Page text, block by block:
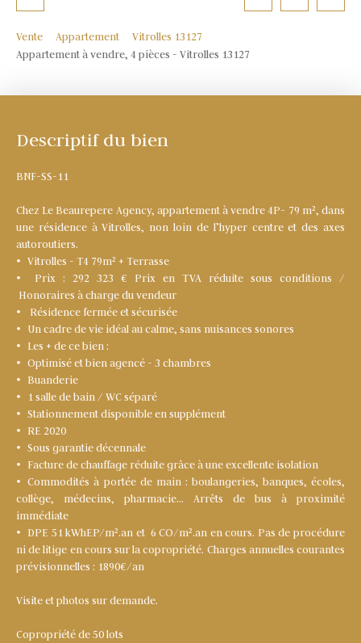
Vente Appartement
Vitrolles 13127
Appartement à vendre, 4 pièces - Vitrolles 13127
Descriptif du bien
BNF-SS-11
Chez Le Beaurepere Agency, appartement à vendre 4P- 79 m², dans
une résidence à Vitrolles, non loin de l’hyper centre et des axes
autoroutiers.
Vitrolles - T4 79m² + Terrasse
Prix : 292 323 € Prix en TVA réduite sous conditions /
Honoraires à charge du vendeur
Résidence fermée et sécurisée
Un cadre de vie idéal au calme, sans nuisances sonores
Les + de ce bien :
Optimisé et bien agencé - 3 chambres
Buanderie
1 salle de bain / WC séparé
Stationnement disponible en supplément
RE 2020
Sous garantie décennale
Facture de chauffage réduite grâce à une excellente isolation
Commodités à portée de main : boulangeries, banques, écoles,
collège, médecins, pharmacie… Arrêts de bus à proximité
immédiate
DPE 51 kWhEP/m².an et 6 CO/m².an en cours. Pas de procédure
ni de litige en cours sur la copropriété. Charges annuelles courantes
prévisionnelles : 1890€/an
Visite et photos sur demande.
Copropriété de 50 lots